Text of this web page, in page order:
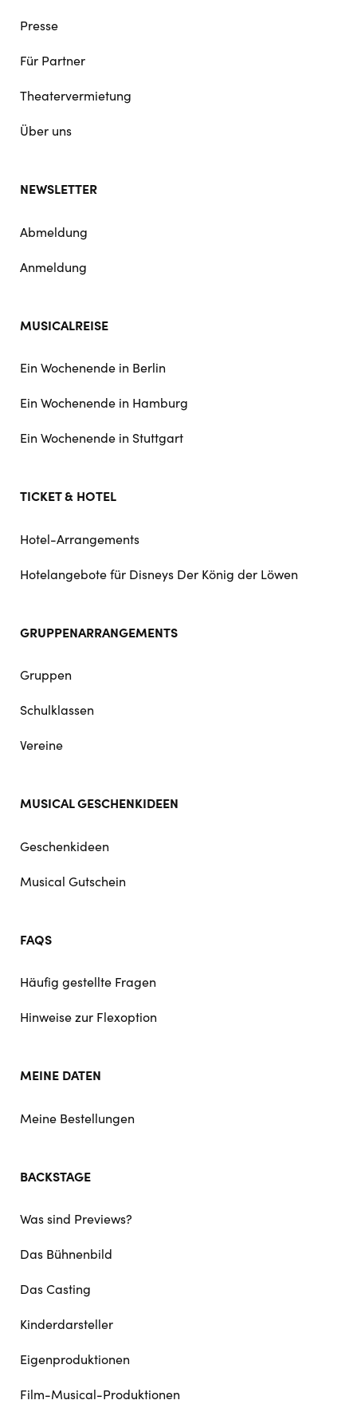
Presse
Für Partner
Theatervermietung
Über uns
NEWSLETTER
Abmeldung
Anmeldung
MUSICALREISE
Ein Wochenende in Berlin
Ein Wochenende in Hamburg
Ein Wochenende in Stuttgart
TICKET & HOTEL
Hotel-Arrangements
Hotelangebote für Disneys Der König der Löwen
GRUPPENARRANGEMENTS
Gruppen
Schulklassen
Vereine
MUSICAL GESCHENKIDEEN
Geschenkideen
Musical Gutschein
FAQS
Häufig gestellte Fragen
Hinweise zur Flexoption
MEINE DATEN
Meine Bestellungen
BACKSTAGE
Was sind Previews?
Das Bühnenbild
Das Casting
Kinderdarsteller
Eigenproduktionen
Film-Musical-Produktionen